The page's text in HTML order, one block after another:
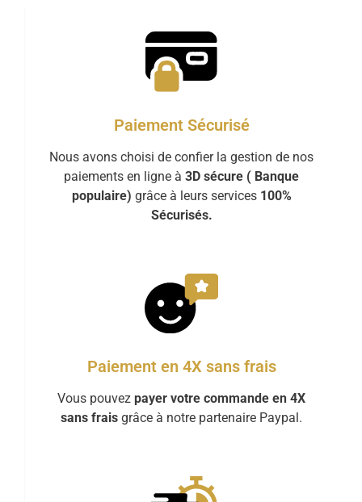
Paiement Sécurisé
Nous avons choisi de confier la gestion de nos
paiements en ligne à 3D sécure ( Banque
populaire) grâce à leurs services 100%
Sécurisés.
Paiement en 4X sans frais
Vous pouvez payer votre commande en 4X
sans frais grâce à notre partenaire Paypal.